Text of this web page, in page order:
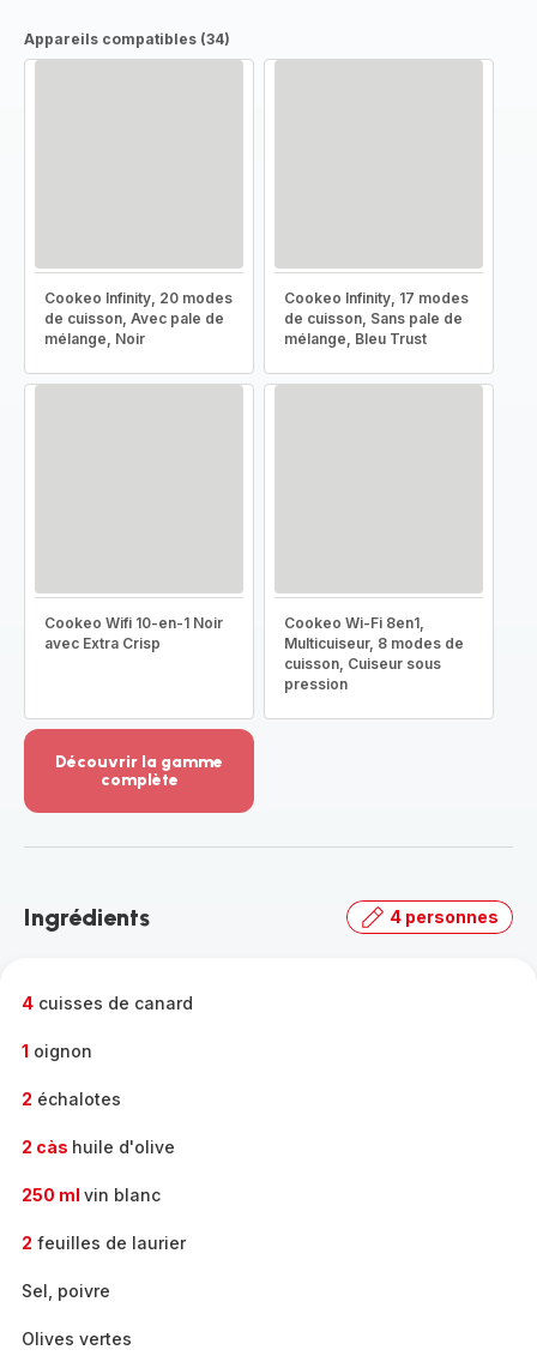
Appareils compatibles (34)
Cookeo Infinity, 20 modes
de cuisson, Avec pale de
mélange, Noir
Cookeo Infinity, 17 modes
de cuisson, Sans pale de
mélange, Bleu Trust
Cookeo Wifi 10-en-1 Noir
avec Extra Crisp
Cookeo Wi-Fi 8en1,
Multicuiseur, 8 modes de
cuisson, Cuiseur sous
pression
Découvrir la gamme
complète
-
gamme
Ingrédients 4 personnes
4 cuisses de canard
1 oignon
2 échalotes
2 càs huile d'olive
250 ml vin blanc
2 feuilles de laurier
Sel, poivre
Olives vertes